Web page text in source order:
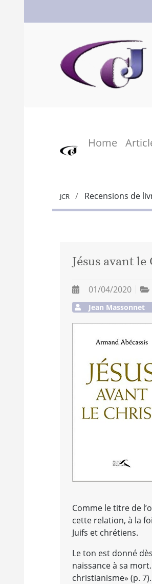
Home
JCR Recensions de
Jésus avant le
01/04/2020
Jean Massonnet
Comme le titre de
cette relation, à la
Juifs et chrétiens.
Le ton est donné
naissance à sa
christianisme» (p. 7).